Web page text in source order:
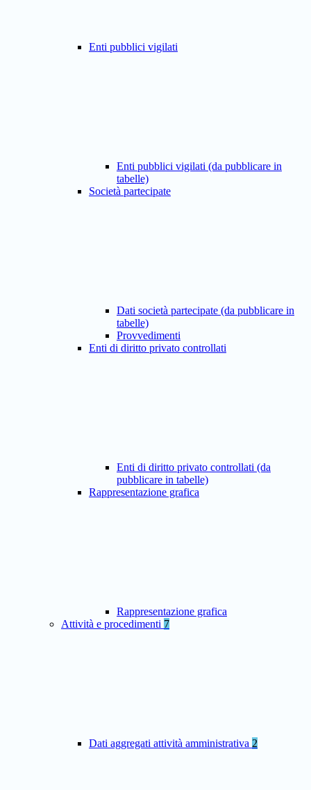
Enti pubblici vigilati
Enti pubblici vigilati (da pubblicare in
tabelle)
Società partecipate
Dati società partecipate (da pubblicare in
tabelle)
Provvedimenti
Enti di diritto privato controllati
Enti di diritto privato controllati (da
pubblicare in tabelle)
Rappresentazione grafica
Rappresentazione grafica
Attività e procedimenti 7
Dati aggregati attività amministrativa 2